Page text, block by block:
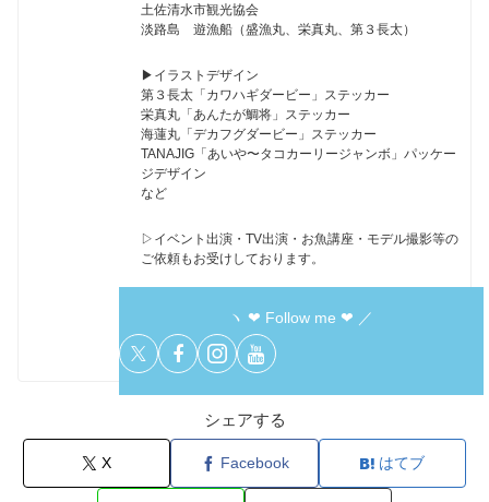
土佐清水市観光協会
淡路島 遊漁船（盛漁丸、栄真丸、第３長太）
▶︎イラストデザイン
第３長太「カワハギダービー」ステッカー
栄真丸「あんたが鯛将」ステッカー
海蓮丸「デカフグダービー」ステッカー
TANAJIG「あいや〜タコカーリージャンボ」パッケー
ジデザイン
など
▷イベント出演・TV出演・お魚講座・モデル撮影等の
ご依頼もお受けしております。
ヽ ❤︎ Follow me ❤︎ ／
シェアする
X Facebook はてブ